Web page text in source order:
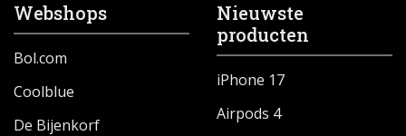
Webshops
Bol.com
Coolblue
De Bijenkorf
Nieuwste
producten
iPhone 17
Airpods 4